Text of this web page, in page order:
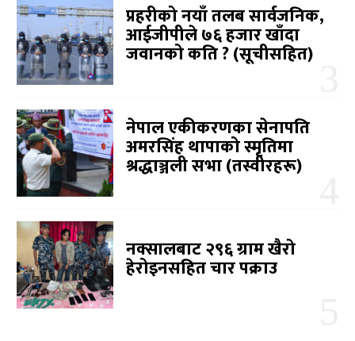
प्रहरीको नयाँ तलब सार्वजनिक,
आईजीपीले ७६ हजार खाँदा
जवानको कति ? (सूचीसहित)
नेपाल एकीकरणका सेनापति
अमरसिंह थापाको स्मृतिमा
श्रद्धाञ्जली सभा (तस्वीरहरू)
नक्सालबाट २९६ ग्राम खैरो
हेरोइनसहित चार पक्राउ